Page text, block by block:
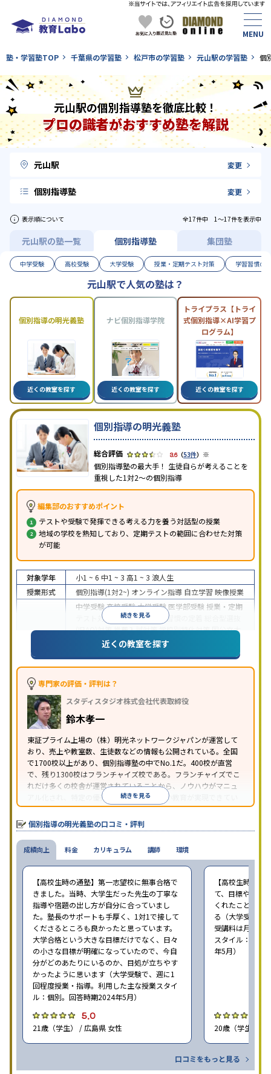
塾・学習塾TOP 千葉県の学習塾 松戸市の学習塾 元山駅の学習塾 個
元山駅の個別指導塾を徹底比較！
プロの識者がおすすめ塾を解説
元山駅 変更
個別指導塾 変更
表示順について 全17件中 1〜17件を表示中
元山駅の塾一覧 個別指導塾 集団塾
中学受験 高校受験 大学受験 授業・定期テスト対策 学習習慣の
元山駅で人気の塾は？
個別指導の明光義塾
近くの教室を探す
ナビ個別指導学院
近くの教室を探す
トライプラス【トライ
式個別指導×AI学習プ
ログラム】
近くの教室を探す
個別指導の明光義塾
3.6（53件） ※
個別指導塾の最大手！ 生徒自らが考えることを
重視した1対2〜の個別指導
編集部のおすすめポイント
テストや受験で発揮できる考える力を養う対話型の授業
地域の学校を熟知しており、定期テストの範囲に合わせた対策
が可能
続きを見る
対象学年 小1 ~ 6 中1 ~ 3 高1 ~ 3 浪人生
授業形式
個別指導(1対2~) オンライン指導 自立学習 映像授業
中学受験高校受験大学受験 医学部受験 授業・定期
テスト対策
内申点対策 学習習慣の定着
(旧AO)対策推薦入試対策学校別特化対策国公立大
私大対策共通テスト対策
英語・英会話特化
対策その他科目別特化対策
特徴
中高一貫校生に対応
の振替可能
を利用オンライン対応1科目から受講可能
習のみの受講可
り
※2023年3月調査。小学校高学年の個別指導塾アンケート調査方法を参
近くの教室を探す
専門家の評価・評判は？
スタディスタジオ株式会社代表取締役
鈴木孝一
東証プライム上場の（株）明光ネットワークジャパンが運営して
おり、売上や教室数、生徒数などの情報も公開されている。全国
で1700校以上があり、個別指導塾の中でNo.1だ。400校が直営
で、残り1300校はフランチャイズ校である。フランチャイズでこ
れだけ多くの校舎が運営されていることから、ノウハウがマニュ
アル化され、特定の優秀な人材に依存しない教育が実現できてい
ることが推測される。
続きを見る
個別指導の明光義塾の口コミ・評判
成績向上
【高校生時の通塾】第一志望校に無事合格で
きました。当時、大学生だった先生の丁寧な
指導や宿題の出し方が自分に合っていまし
た。塾長のサポートも手厚く、1対1で接して
くださるところも良かったと思っています。
大学合格という大きな目標だけでなく、日々
の小さな目標が明確になっていたので、今自
分がどのあたりにいるのか、目処が立ちやす
かったように思います（大学受験で、週に1
回程度授業・指導。利用した主な授業スタイ
ル：個別。回答時期2024年5月）
5.0
21歳（学生） / 広島県 女性
【高校生時の通
て、目標や勉強
くれたことが、
る（大学受験で
受講料は月
スタイル：個別
年5月）
20歳（学生） /
口コミをもっと見る
料金 カリキュラム 講師 環境